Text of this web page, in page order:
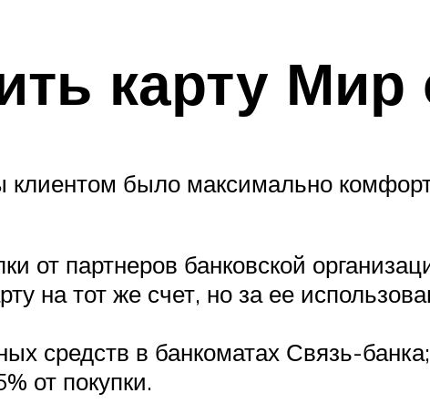
карту Мир
клиентом было максимально
от партнеров банковской
на тот же счет, но за ее
средств в банкоматах Связь-банка;
от покупки.